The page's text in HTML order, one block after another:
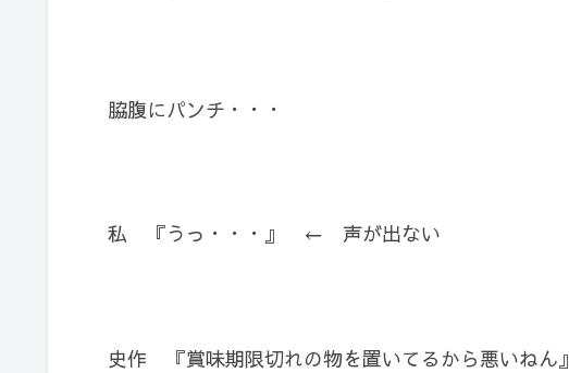
脇腹にパンチ・・・
私 『うっ・・・』 ← 声が出ない
史作 『賞味期限切れの物を置いてるから悪いねん』